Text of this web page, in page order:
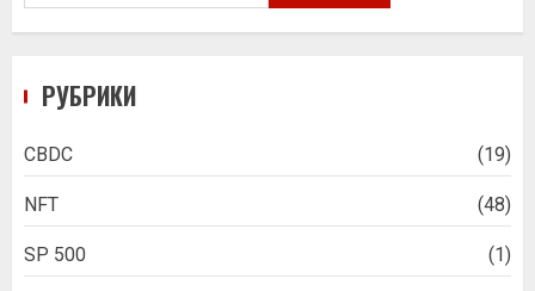
РУБРИКИ
CBDC (19)
NFT (48)
SP 500 (1)